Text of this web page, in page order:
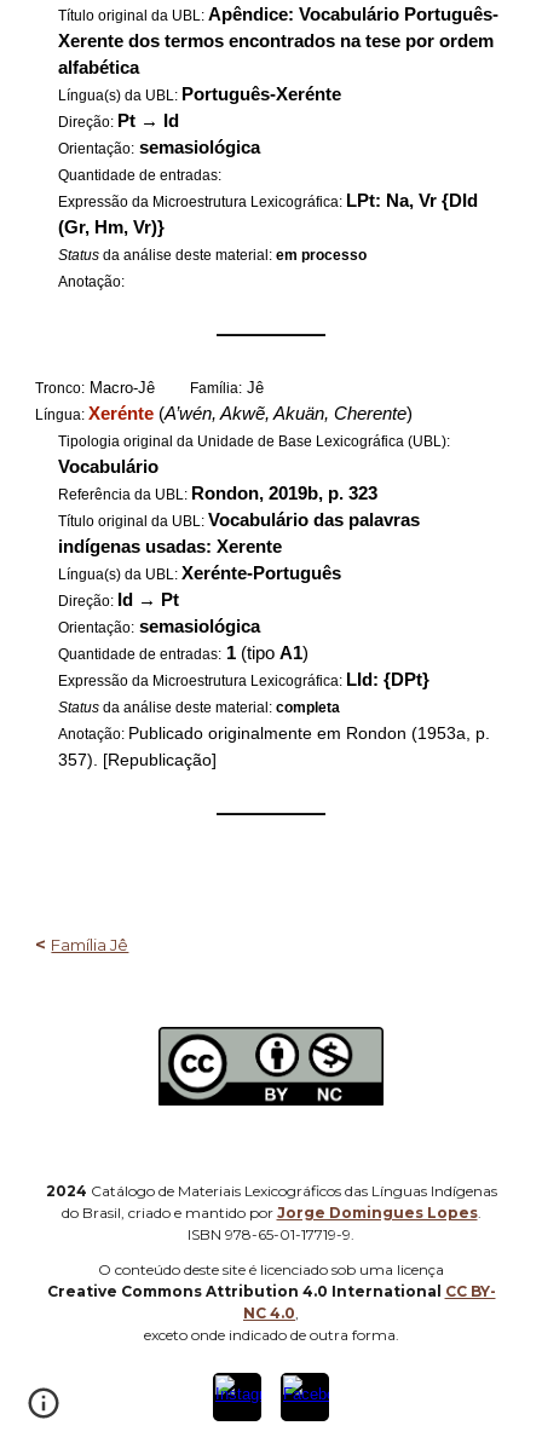
Título original da UBL:Apêndice: Vocabulário Português-
Xerente dos termos encontrados na tese por ordem
alfabética
Língua(s) da UBL: Português-Xerénte
Direção: Pt → Id
Orientação: semasiológica
Quantidade de entradas:
Expressão da Microestrutura Lexicográfica: LPt: Na, Vr {DId
(Gr, Hm, Vr)}
Status da análise deste material:em processo
Anotação:
——————
Tronco: Macro-Jê Família: Jê
Língua:Xerénte (A’wén, Akwẽ, Akuän, Cherente)
Tipologia original da Unidade de Base Lexicográfica (UBL):
Vocabulário
Referência da UBL: Rondon, 2019b, p. 323
Título original da UBL: Vocabulário das palavras
indígenas usadas: Xerente
Língua(s) da UBL:Xerénte-Português
Direção: Id → Pt
Orientação: semasiológica
Quantidade de entradas: 1 (tipoA1)
Expressão da Microestrutura Lexicográfica: LId: {DPt}
Status da análise deste material:completa
Anotação: Publicado originalmente em Rondon (1953a, p.
357). [Republicação]
——————
< Família Jê
2024 Catálogo de Materiais Lexicográficos das Línguas Indígenas
do Brasil, criado e mantido por Jorge Domingues Lopes.
ISBN 978-65-01-17719-9.
O conteúdo deste site é licenciado sob uma licença
Creative Commons Attribution 4.0 International CC BY-
NC 4.0
exceto onde indicado de outra forma